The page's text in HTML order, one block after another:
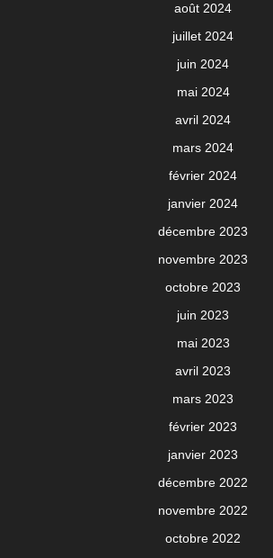
août 2024
juillet 2024
juin 2024
mai 2024
avril 2024
mars 2024
février 2024
janvier 2024
décembre 2023
novembre 2023
octobre 2023
juin 2023
mai 2023
avril 2023
mars 2023
février 2023
janvier 2023
décembre 2022
novembre 2022
octobre 2022